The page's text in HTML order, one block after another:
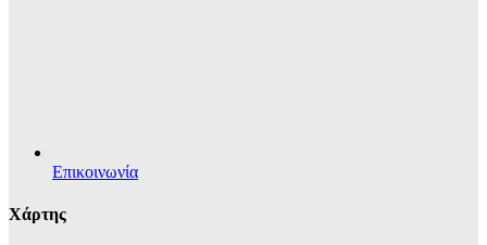
Επικοινωνία
Χάρτης